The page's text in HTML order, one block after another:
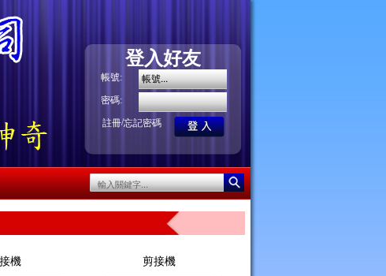
登入好友
帳號:
密碼:
註冊/忘記密碼
機 剪接機